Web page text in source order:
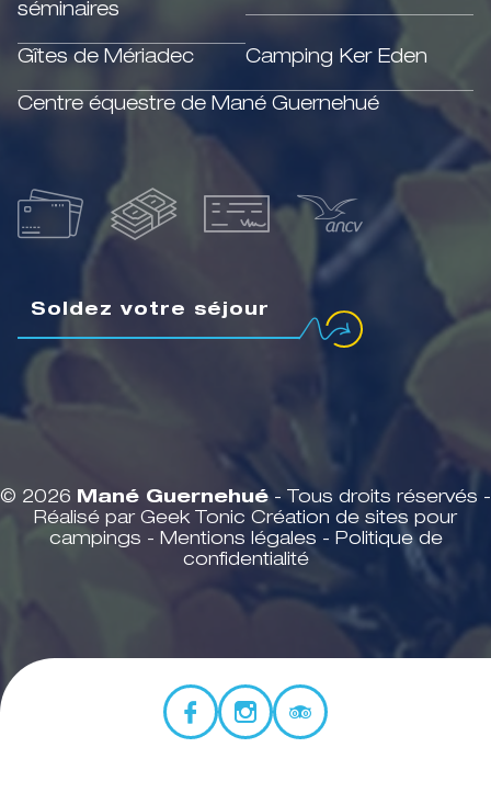
séminaires
Gîtes de Mériadec Camping Ker Eden
Centre équestre de Mané Guernehué
Soldez votre séjour
© 2026 Mané Guernehué- Tous droits réservés -
Réalisé par Geek Tonic Création de sites pour
campings - Mentions légales - Politique de
confidentialité